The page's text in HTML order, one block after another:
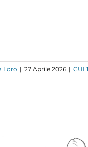
Loro | 27 Aprile 2026 |